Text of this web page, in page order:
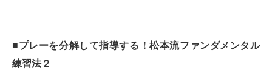
■プレーを分解して指導する！松本流ファンダメンタル
練習法２